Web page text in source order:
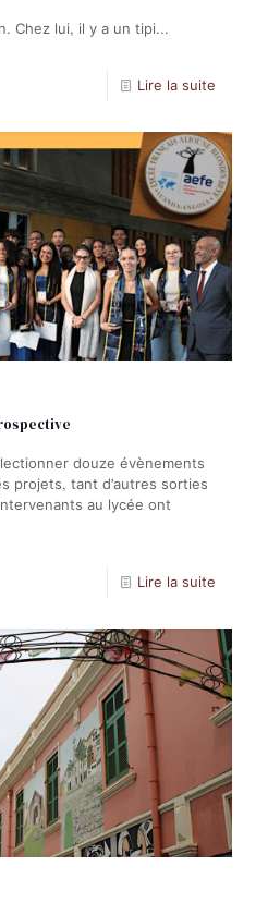
Chez lui, il y a un tipi...
Lire la suite
douze évènements
projets, tant d'autres sorties
au lycée ont
Lire la suite